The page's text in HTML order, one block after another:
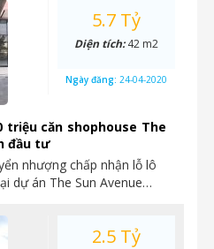
triệu căn shophouse The
đầu tư
nhượng chấp nhận lỗ lô
dự án The Sun Avenue…
5.7 Tỷ
Diện tích:42 m2
Ngày đăng: 24-04-2020
2.5 Tỷ